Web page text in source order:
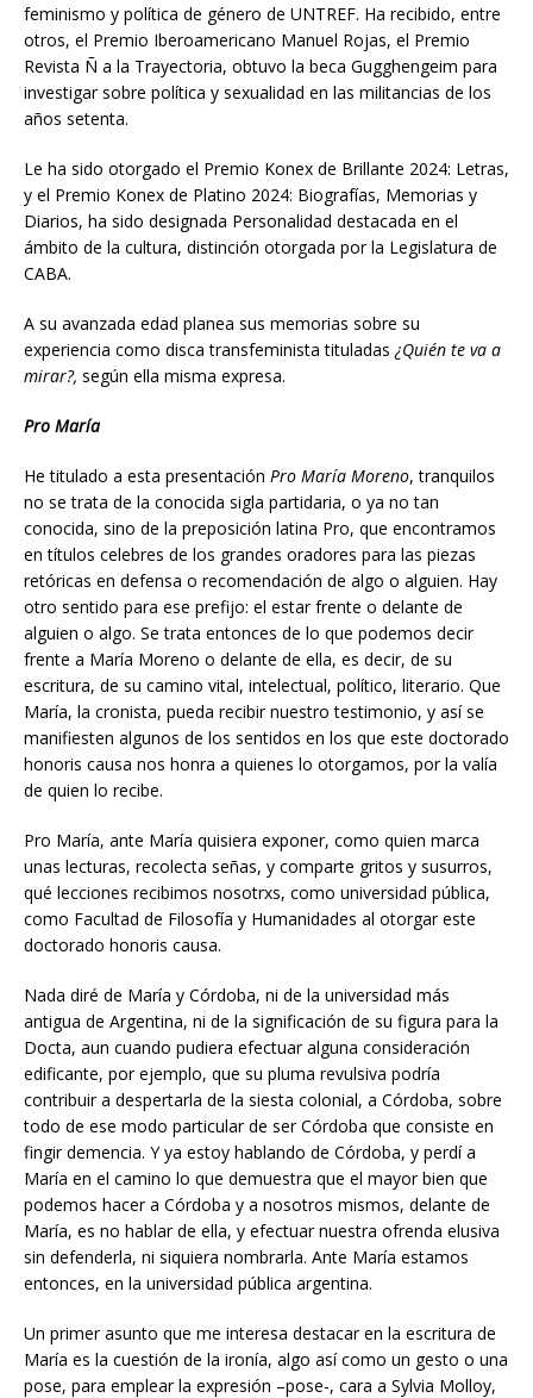
feminismo y política de género de UNTREF. Ha recibido, entre
otros, el Premio Iberoamericano Manuel Rojas, el Premio
Revista Ñ a la Trayectoria, obtuvo la beca Gugghengeim para
investigar sobre política y sexualidad en las militancias de los
años setenta.
Le ha sido otorgado el Premio Konex de Brillante 2024: Letras,
y el Premio Konex de Platino 2024: Biografías, Memorias y
Diarios, ha sido designada Personalidad destacada en el
ámbito de la cultura, distinción otorgada por la Legislatura de
CABA.
A su avanzada edad planea sus memorias sobre su
experiencia como disca transfeminista tituladas ¿Quién te va a
mirar?, según ella misma expresa.
Pro María
He titulado a esta presentación Pro María Moreno, tranquilos
no se trata de la conocida sigla partidaria, o ya no tan
conocida, sino de la preposición latina Pro, que encontramos
en títulos celebres de los grandes oradores para las piezas
retóricas en defensa o recomendación de algo o alguien. Hay
otro sentido para ese prefijo: el estar frente o delante de
alguien o algo. Se trata entonces de lo que podemos decir
frente a María Moreno o delante de ella, es decir, de su
escritura, de su camino vital, intelectual, político, literario. Que
María, la cronista, pueda recibir nuestro testimonio, y así se
manifiesten algunos de los sentidos en los que este doctorado
honoris causa nos honra a quienes lo otorgamos, por la valía
de quien lo recibe.
Pro María, ante María quisiera exponer, como quien marca
unas lecturas, recolecta señas, y comparte gritos y susurros,
qué lecciones recibimos nosotrxs, como universidad pública,
como Facultad de Filosofía y Humanidades al otorgar este
doctorado honoris causa.
Nada diré de María y Córdoba, ni de la universidad más
antigua de Argentina, ni de la significación de su figura para la
Docta, aun cuando pudiera efectuar alguna consideración
edificante, por ejemplo, que su pluma revulsiva podría
contribuir a despertarla de la siesta colonial, a Córdoba, sobre
todo de ese modo particular de ser Córdoba que consiste en
fingir demencia. Y ya estoy hablando de Córdoba, y perdí a
María en el camino lo que demuestra que el mayor bien que
podemos hacer a Córdoba y a nosotros mismos, delante de
María, es no hablar de ella, y efectuar nuestra ofrenda elusiva
sin defenderla, ni siquiera nombrarla. Ante María estamos
entonces, en la universidad pública argentina.
Un primer asunto que me interesa destacar en la escritura de
María es la cuestión de la ironía, algo así como un gesto o una
pose, para emplear la expresión –pose-, cara a Sylvia Molloy,